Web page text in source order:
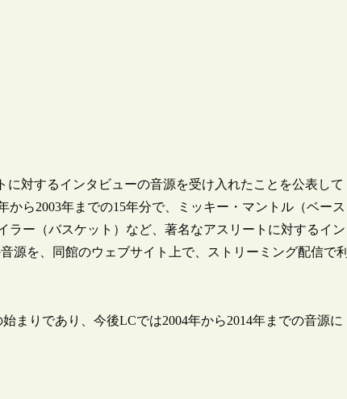
に対するインタビューの音源を受け入れたことを公表して
ら2003年までの15年分で、ミッキー・マントル（ベース
ー（バスケット）など、著名なアスリートに対するイン
源を、同館のウェブサイト上で、ストリーミング配信で利
まりであり、今後LCでは2004年から2014年までの音源に